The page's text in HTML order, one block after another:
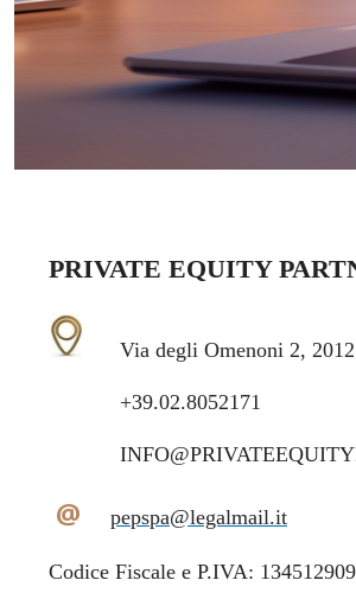
PRIVATE EQUITY
Via degli Omenoni 2,
+39.02.8052171
@ pepspa@legalmail.it
Codice Fiscale e P.IVA: